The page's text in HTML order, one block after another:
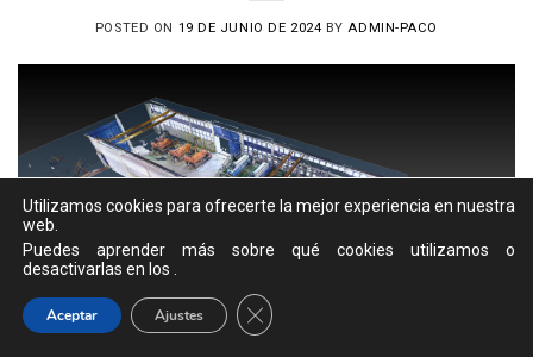
POSTED ON 19 DE JUNIO DE 2024 BY ADMIN-PACO
Utilizamos cookies para ofrecerte la mejor experiencia en nuestra
web.
Puedes aprender más sobre qué cookies utilizamos o
desactivarlas en los
Aceptar Ajustes Cerrar el banner de cookies RGPD